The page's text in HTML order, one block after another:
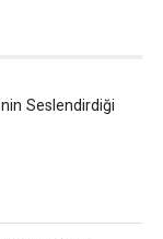
Seslendirdiği